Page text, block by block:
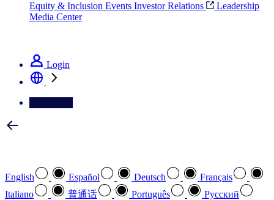
Equity & Inclusion Events Investor Relations
Leadership
Media Center
Login
English Español Deutsch
Français
Italiano
普通话 Português
Pусский